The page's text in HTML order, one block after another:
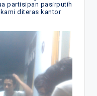
partisipan pasirputih
diteras kantor